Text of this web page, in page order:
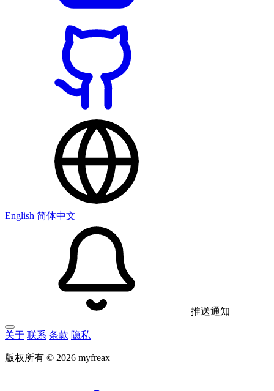
English 简体中文
推送通知
关于 联系 条款 隐私
版权所有 © 2026 myfreax